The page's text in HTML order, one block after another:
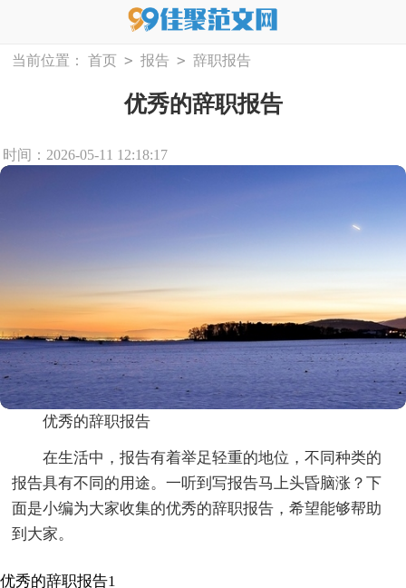
当前位置： 首页 > 报告 > 辞职报告
优秀的辞职报告
时间：2026-05-11 12:18:17
优秀的辞职报告
在生活中，报告有着举足轻重的地位，不同种类的
报告具有不同的用途。一听到写报告马上头昏脑涨？下
面是小编为大家收集的优秀的辞职报告，希望能够帮助
到大家。
优秀的辞职报告1